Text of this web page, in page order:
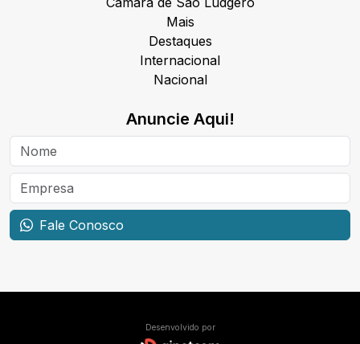
Mais
Destaques
Internacional
Nacional
Anuncie Aqui!
Fale Conosco
Desenvolvido por